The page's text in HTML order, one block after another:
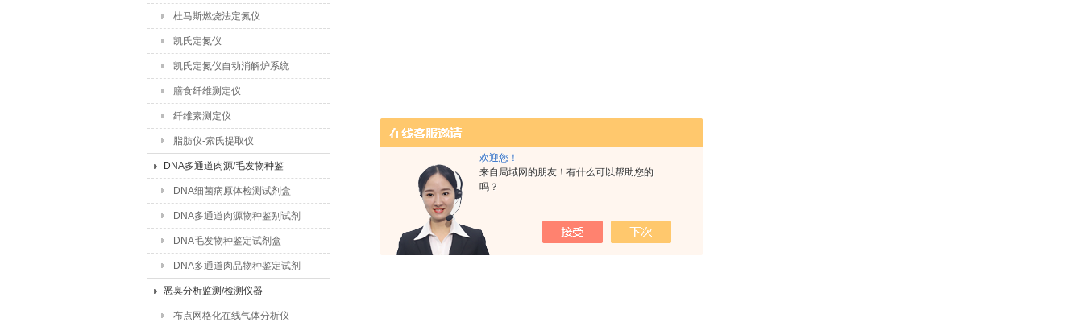
欢迎您！
来自局域网的朋友！有什么可以帮助您的
吗？
成分分析仪
杜马斯燃烧法定氮仪
凯氏定氮仪
凯氏定氮仪自动消解炉系统
膳食纤维测定仪
纤维素测定仪
脂肪仪-索氏提取仪
DNA多通道肉源/毛发物种鉴
别试剂盒
DNA细菌病原体检测试剂盒
DNA多通道肉源物种鉴别试剂
盒
DNA毛发物种鉴定试剂盒
DNA多通道肉品物种鉴定试剂
盒
恶臭分析监测/检测仪器
布点网格化在线气体分析仪